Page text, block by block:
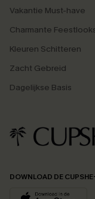
Vakantie Must-have
Charmante
Kleuren Schitteren
Zacht Gebreid
Dagelijkse Basis
DOWNLOAD DE